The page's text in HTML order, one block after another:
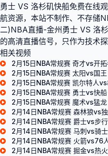
勇士 VS 洛杉矶快船免费在线
航资源，本站不制作、不存储
二)NBA直播-金州勇士 VS 洛
的高清直播信号，只作为技术
相关视频
2月15日NBA常规赛 奇才vs开
2月15日NBA常规赛 太阳vs国
2月15日NBA常规赛 凯尔特人
2月15日NBA常规赛 勇士vs快
2月15日NBA常规赛 魔术vs猛
2月14日NBA常规赛 森林狼vs
2月14日NBA常规赛 爵士vs步
2月14日NBA常规赛 马刺vs骑
2月14日NBA常规赛 火箭vs76
2月14日NBA常规赛 掘金vs热